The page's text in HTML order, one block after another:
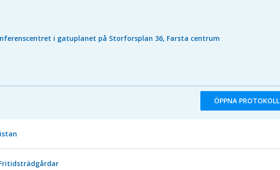
i gatuplanet på Storforsplan 36, Farsta centrum
ÖPPNA PROTOKOLL